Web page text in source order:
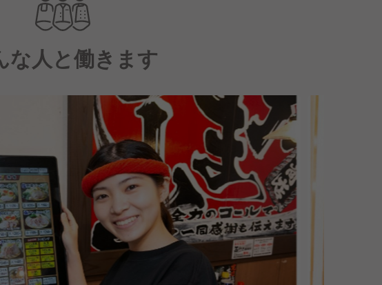
な人と働きます